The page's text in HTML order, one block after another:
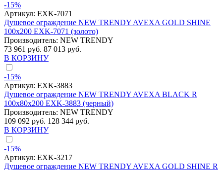
-15%
Артикул: EXK-7071
Душевое ограждение NEW TRENDY AVEXA GOLD SHINE
100x200 EXK-7071 (золото)
Производитель: NEW TRENDY
73 961 руб. 87 013 руб.
В КОРЗИНУ
-15%
Артикул: EXK-3883
Душевое ограждение NEW TRENDY AVEXA BLACK R
100x80x200 EXK-3883 (черный)
Производитель: NEW TRENDY
109 092 руб. 128 344 руб.
В КОРЗИНУ
-15%
Артикул: EXK-3217
Душевое ограждение NEW TRENDY AVEXA GOLD SHINE R